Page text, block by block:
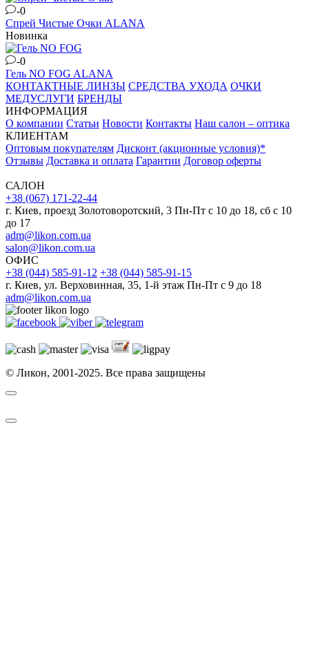
-0
Спрей Чистые Очки ALANA
Новинка
-0
Гель NO FOG ALANA
КОНТАКТНЫЕ ЛИНЗЫ СРЕДСТВА УХОДА ОЧКИ
МЕДУСЛУГИ БРЕНДЫ
ИНФОРМАЦИЯ
О компании Статьи Новости Контакты Наш салон – оптика
КЛИЕНТАМ
Оптовым покупателям Дисконт (акционные условия)*
Отзывы Доставка и оплата Гарантии Договор оферты
САЛОН
+38 (067) 171-22-44
г. Киев, проезд Золотоворотский, 3 Пн-Пт c 10 до 18, сб с 10
до 17
adm@likon.com.ua
salon@likon.com.ua
ОФИС
+38 (044) 585-91-12 +38 (044) 585-91-15
г. Киев, ул. Верховинная, 35, 1-й этаж Пн-Пт с 9 до 18
adm@likon.com.ua
© Ликон, 2001-2025. Все права защищены